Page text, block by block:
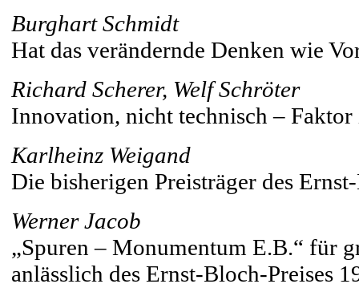
Burghart Schmidt
Hat das verändernde Denken wie
Richard Scherer, Welf Schröter
Innovation, nicht technisch –
Karlheinz Weigand
Die bisherigen Preisträger des
Werner Jacob
„Spuren – Monumentum E.B.“ für
anlässlich des Ernst-Bloch-Preises